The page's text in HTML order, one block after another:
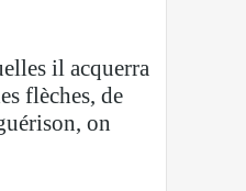
il acquerra
flèches, de
on